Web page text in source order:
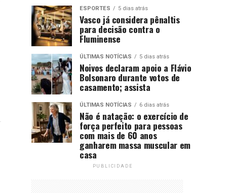
ESPORTES 5 dias atrás
Vasco já considera pênaltis
para decisão contra o
Fluminense
ÚLTIMAS NOTÍCIAS 5 dias atrás
Noivos declaram apoio a Flávio
Bolsonaro durante votos de
casamento; assista
ÚLTIMAS NOTÍCIAS 6 dias atrás
Não é natação: o exercício de
força perfeito para pessoas
com mais de 60 anos
ganharem massa muscular em
casa
PUBLICIDADE